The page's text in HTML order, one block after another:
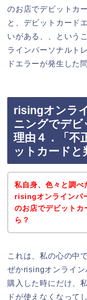
のお店でデビットカ
と、デビットカード
いがある、、という
ラインパーソナルト
ドエラーが発生した
risingオンラ
ニングでデビ
理由４．「不
ットカードと
私自身、色々と調べ
risingオンラインパ
のお店でデビットカ
ら？
これは、私の心の中
ぜかrisingオンライン
購入した時にだけ、
ドが使えなくなって